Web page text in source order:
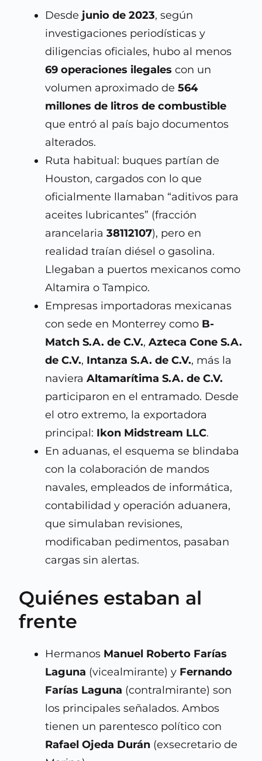
Desde junio de 2023, según
investigaciones periodísticas y
diligencias oficiales, hubo al menos
69 operaciones ilegales con un
volumen aproximado de564
millones de litros de combustible
que entró al país bajo documentos
alterados.
Ruta habitual: buques partían de
Houston, cargados con lo que
oficialmente llamaban “aditivos para
aceites lubricantes” (fracción
arancelaria38112107), pero en
realidad traían diésel o gasolina.
Llegaban a puertos mexicanos como
Altamira o Tampico.
Empresas importadoras mexicanas
con sede en Monterrey como B-
Match S.A. de C.V.,Azteca Cone S.A.
de C.V., Intanza S.A. de C.V., más la
navieraAltamarítima S.A. de C.V.
participaron en el entramado. Desde
el otro extremo, la exportadora
principal: Ikon Midstream LLC.
En aduanas, el esquema se blindaba
con la colaboración de mandos
navales, empleados de informática,
contabilidad y operación aduanera,
que simulaban revisiones,
modificaban pedimentos, pasaban
cargas sin alertas.
Quiénes estaban al
frente
Hermanos Manuel Roberto Farías
Laguna (vicealmirante) y Fernando
Farías Laguna (contralmirante) son
los principales señalados. Ambos
tienen un parentesco político con
Rafael Ojeda Durán (exsecretario de